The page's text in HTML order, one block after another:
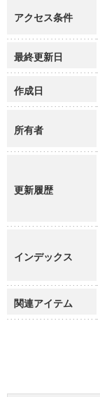
アクセス条件
最終更新日
作成日
所有者
更新履歴
インデックス
関連アイテム